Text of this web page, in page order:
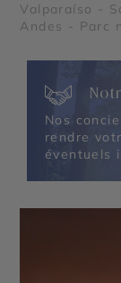
Valparaíso -
Andes - Parc
Nos
rendre
éventuels